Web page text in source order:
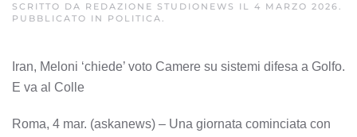
SCRITTO DA REDAZIONE STUDIONEWS IL 4 MARZO 2026.
PUBBLICATO IN POLITICA.
Iran, Meloni ‘chiede’ voto Camere su sistemi difesa a Golfo.
E va al Colle
Roma, 4 mar. (askanews) – Una giornata cominciata con